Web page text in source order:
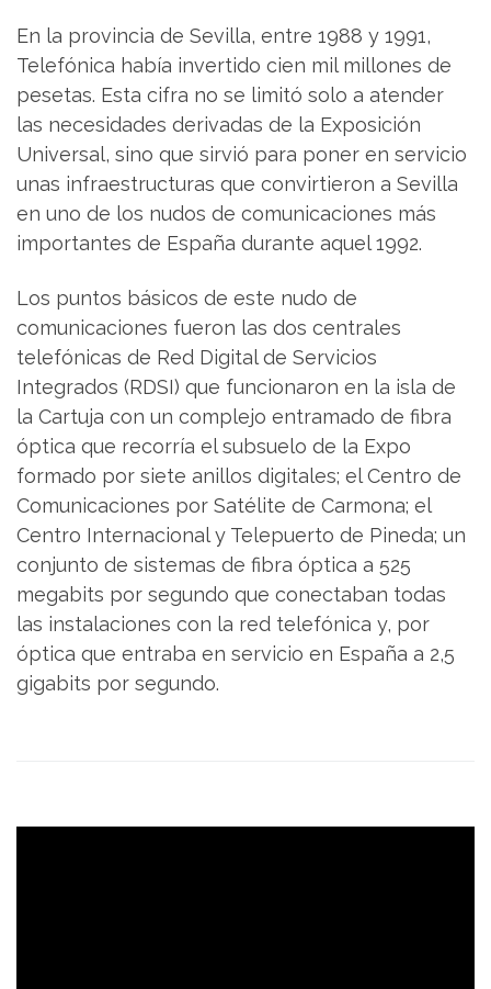
En la provincia de Sevilla, entre 1988 y 1991,
Telefónica había invertido cien mil millones de
pesetas. Esta cifra no se limitó solo a atender
las necesidades derivadas de la Exposición
Universal, sino que sirvió para poner en servicio
unas infraestructuras que convirtieron a Sevilla
en uno de los nudos de comunicaciones más
importantes de España durante aquel 1992.
Los puntos básicos de este nudo de
comunicaciones fueron las dos centrales
telefónicas de Red Digital de Servicios
Integrados (RDSI) que funcionaron en la isla de
la Cartuja con un complejo entramado de fibra
óptica que recorría el subsuelo de la Expo
formado por siete anillos digitales; el Centro de
Comunicaciones por Satélite de Carmona; el
Centro Internacional y Telepuerto de Pineda; un
conjunto de sistemas de fibra óptica a 525
megabits por segundo que conectaban todas
las instalaciones con la red telefónica y, por
óptica que entraba en servicio en España a 2,5
gigabits por segundo.